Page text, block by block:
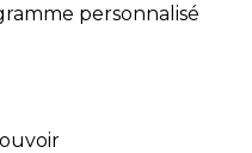
personnalisé